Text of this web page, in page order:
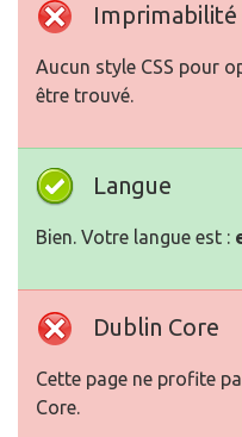
Imprimabilité
Aucun style CSS pour
être trouvé.
Langue
Bien. Votre langue est :
Dublin Core
Cette page ne profite
Core.